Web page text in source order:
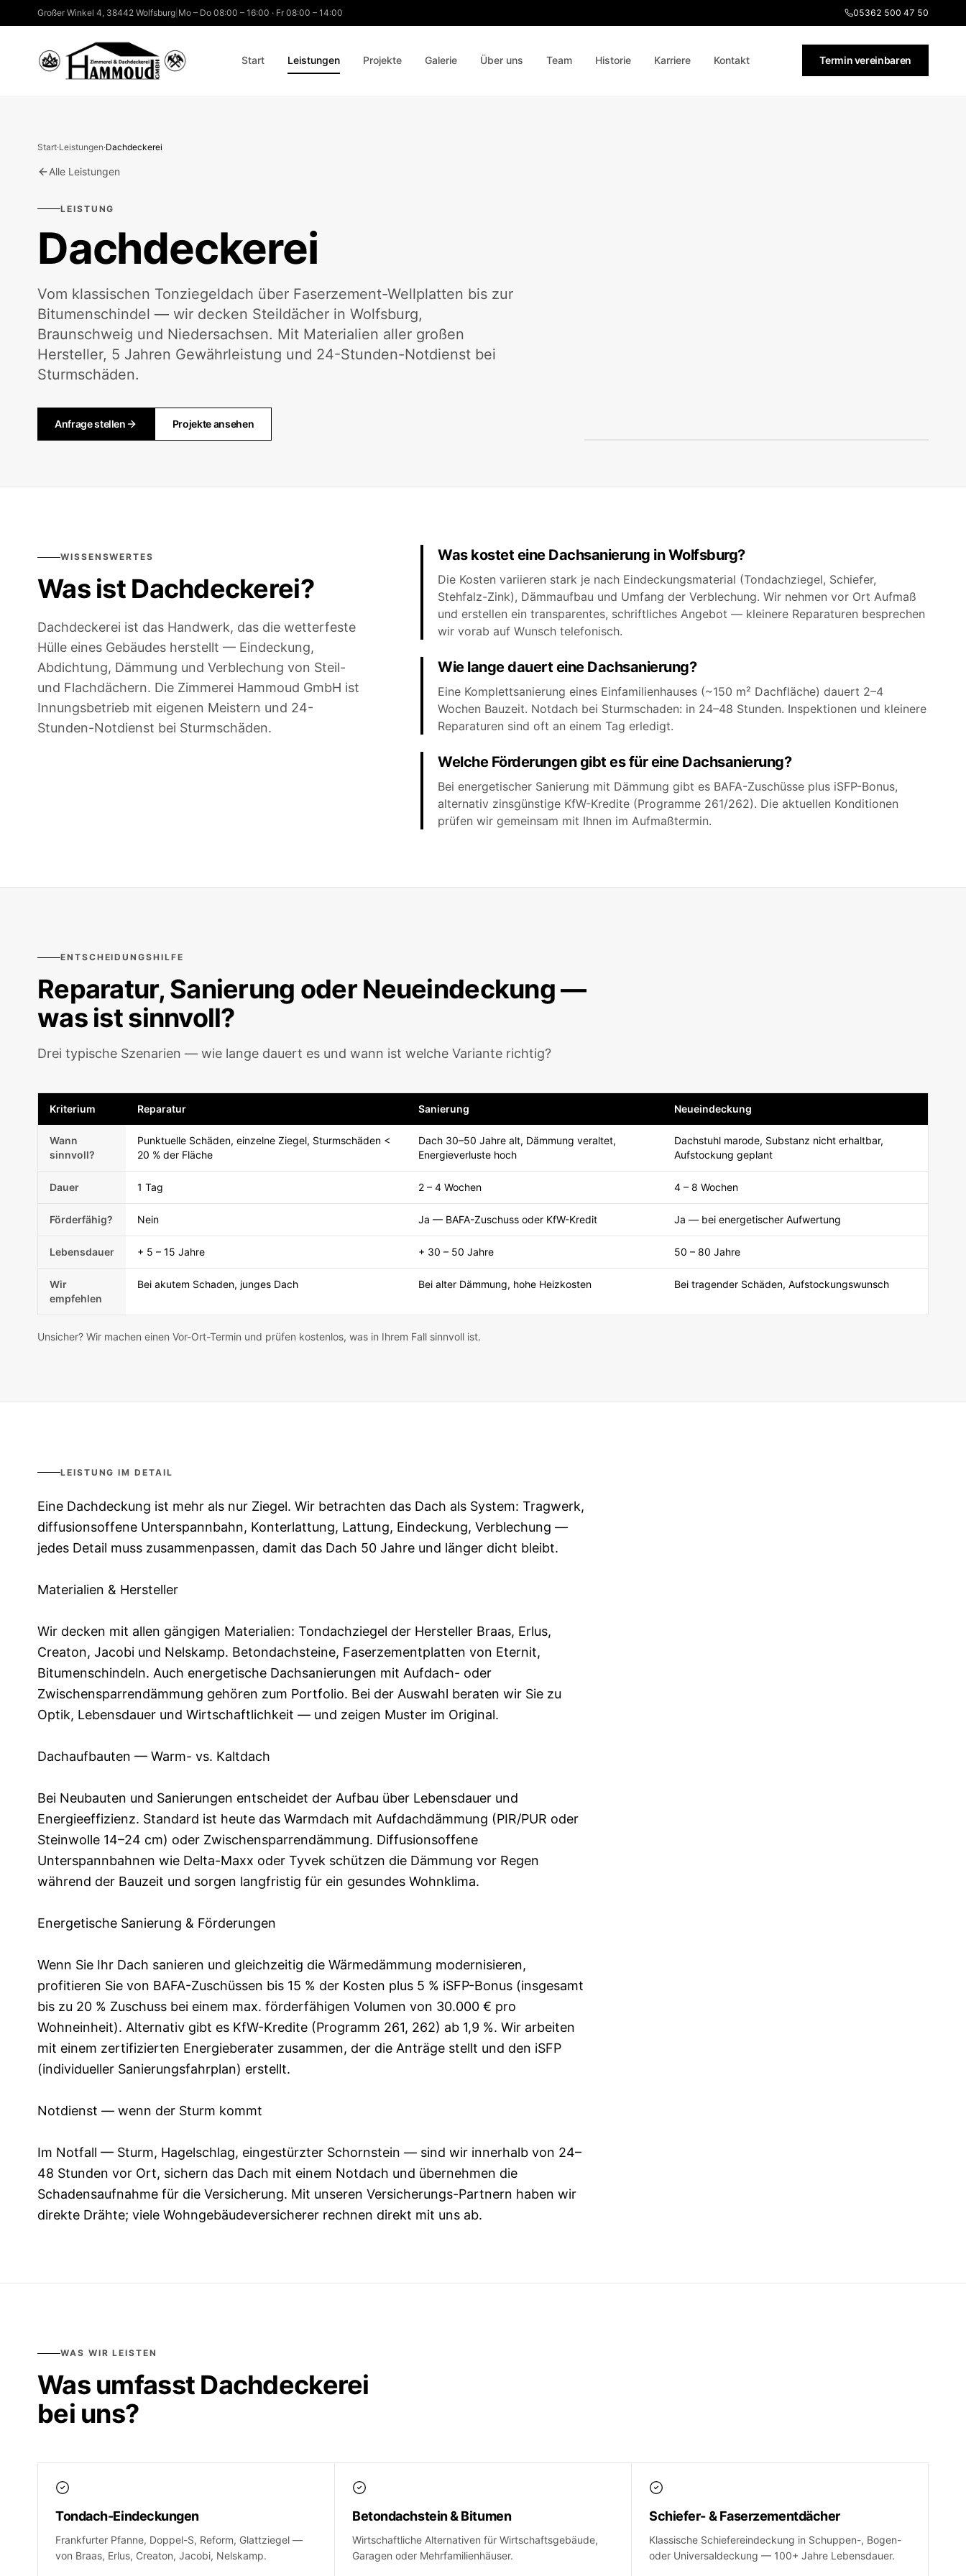
Großer Winkel 4, 38442 Wolfsburg Mo – Do 08:00 – 16:00 · Fr 08:00 – 14:00 05362 500 47 50
Start Leistungen Projekte Galerie Über uns Team Historie Karriere Kontakt Termin vereinbaren
Start·Leistungen·Dachdeckerei
Alle Leistungen
LEISTUNG
Dachdeckerei
Vom klassischen Tonziegeldach über Faserzement-Wellplatten bis zur
Bitumenschindel — wir decken Steildächer in Wolfsburg,
Braunschweig und Niedersachsen. Mit Materialien aller großen
Hersteller, 5 Jahren Gewährleistung und 24-Stunden-Notdienst bei
Sturmschäden.
Anfrage stellen Projekte ansehen
WISSENSWERTES
Was ist Dachdeckerei?
Dachdeckerei ist das Handwerk, das die wetterfeste
Hülle eines Gebäudes herstellt — Eindeckung,
Abdichtung, Dämmung und Verblechung von Steil-
und Flachdächern. Die Zimmerei Hammoud GmbH ist
Innungsbetrieb mit eigenen Meistern und 24-
Stunden-Notdienst bei Sturmschäden.
Was kostet eine Dachsanierung in Wolfsburg?
Die Kosten variieren stark je nach Eindeckungsmaterial (Tondachziegel, Schiefer,
Stehfalz-Zink), Dämmaufbau und Umfang der Verblechung. Wir nehmen vor Ort Aufmaß
und erstellen ein transparentes, schriftliches Angebot — kleinere Reparaturen besprechen
wir vorab auf Wunsch telefonisch.
Wie lange dauert eine Dachsanierung?
Eine Komplettsanierung eines Einfamilienhauses (~150 m² Dachfläche) dauert 2–4
Wochen Bauzeit. Notdach bei Sturmschaden: in 24–48 Stunden. Inspektionen und kleinere
Reparaturen sind oft an einem Tag erledigt.
Welche Förderungen gibt es für eine Dachsanierung?
Bei energetischer Sanierung mit Dämmung gibt es BAFA-Zuschüsse plus iSFP-Bonus,
alternativ zinsgünstige KfW-Kredite (Programme 261/262). Die aktuellen Konditionen
prüfen wir gemeinsam mit Ihnen im Aufmaßtermin.
ENTSCHEIDUNGSHILFE
Reparatur, Sanierung oder Neueindeckung —
was ist sinnvoll?
Drei typische Szenarien — wie lange dauert es und wann ist welche Variante richtig?
Kriterium Reparatur Sanierung Neueindeckung
Wann
sinnvoll?
Punktuelle Schäden, einzelne Ziegel, Sturmschäden <
20 % der Fläche
Dach 30–50 Jahre alt, Dämmung veraltet,
Energieverluste hoch
Dachstuhl marode, Substanz nicht erhaltbar,
Aufstockung geplant
Dauer 1 Tag 2 – 4 Wochen 4 – 8 Wochen
Förderfähig? Nein Ja — BAFA-Zuschuss oder KfW-Kredit Ja — bei energetischer Aufwertung
Lebensdauer + 5 – 15 Jahre + 30 – 50 Jahre 50 – 80 Jahre
Wir
empfehlen
Bei akutem Schaden, junges Dach Bei alter Dämmung, hohe Heizkosten Bei tragender Schäden, Aufstockungswunsch
Unsicher? Wir machen einen Vor-Ort-Termin und prüfen kostenlos, was in Ihrem Fall sinnvoll ist.
LEISTUNG IM DETAIL
Eine Dachdeckung ist mehr als nur Ziegel. Wir betrachten das Dach als System: Tragwerk,
diffusionsoffene Unterspannbahn, Konterlattung, Lattung, Eindeckung, Verblechung —
jedes Detail muss zusammenpassen, damit das Dach 50 Jahre und länger dicht bleibt.
Materialien & Hersteller
Wir decken mit allen gängigen Materialien: Tondachziegel der Hersteller Braas, Erlus,
Creaton, Jacobi und Nelskamp. Betondachsteine, Faserzementplatten von Eternit,
Bitumenschindeln. Auch energetische Dachsanierungen mit Aufdach- oder
Zwischensparrendämmung gehören zum Portfolio. Bei der Auswahl beraten wir Sie zu
Optik, Lebensdauer und Wirtschaftlichkeit — und zeigen Muster im Original.
Dachaufbauten — Warm- vs. Kaltdach
Bei Neubauten und Sanierungen entscheidet der Aufbau über Lebensdauer und
Energieeffizienz. Standard ist heute das Warmdach mit Aufdachdämmung (PIR/PUR oder
Steinwolle 14–24 cm) oder Zwischensparrendämmung. Diffusionsoffene
Unterspannbahnen wie Delta-Maxx oder Tyvek schützen die Dämmung vor Regen
während der Bauzeit und sorgen langfristig für ein gesundes Wohnklima.
Energetische Sanierung & Förderungen
Wenn Sie Ihr Dach sanieren und gleichzeitig die Wärmedämmung modernisieren,
profitieren Sie von BAFA-Zuschüssen bis 15 % der Kosten plus 5 % iSFP-Bonus (insgesamt
bis zu 20 % Zuschuss bei einem max. förderfähigen Volumen von 30.000 € pro
Wohneinheit). Alternativ gibt es KfW-Kredite (Programm 261, 262) ab 1,9 %. Wir arbeiten
mit einem zertifizierten Energieberater zusammen, der die Anträge stellt und den iSFP
(individueller Sanierungsfahrplan) erstellt.
Notdienst — wenn der Sturm kommt
Im Notfall — Sturm, Hagelschlag, eingestürzter Schornstein — sind wir innerhalb von 24–
48 Stunden vor Ort, sichern das Dach mit einem Notdach und übernehmen die
Schadensaufnahme für die Versicherung. Mit unseren Versicherungs-Partnern haben wir
direkte Drähte; viele Wohngebäudeversicherer rechnen direkt mit uns ab.
WAS WIR LEISTEN
Was umfasst Dachdeckerei
bei uns?
Tondach-Eindeckungen
Frankfurter Pfanne, Doppel-S, Reform, Glattziegel —
von Braas, Erlus, Creaton, Jacobi, Nelskamp.
Betondachstein & Bitumen
Wirtschaftliche Alternativen für Wirtschaftsgebäude,
Garagen oder Mehrfamilienhäuser.
Schiefer- & Faserzementdächer
Klassische Schiefereindeckung in Schuppen-, Bogen-
oder Universaldeckung — 100+ Jahre Lebensdauer.